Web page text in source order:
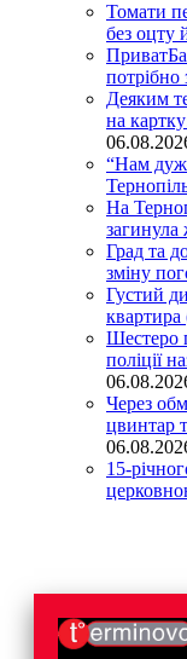
Томати
без оцту
потрібно
Деяким
на
“Нам
На
загинула
Град та
зміну
Густий
квартира
Шестеро
поліції
Через
цвинтар
15-